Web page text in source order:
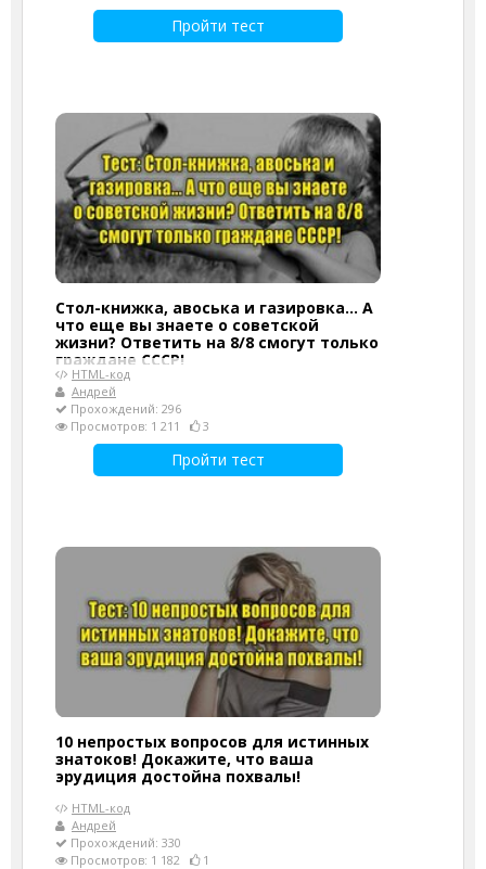
Пройти тест
Стол-книжка, авоська и газировка... А
что еще вы знаете о советской
жизни? Ответить на 8/8 смогут только
граждане СССР!
HTML-код
Андрей
Прохождений: 296
Просмотров: 1 211
3
Пройти тест
10 непростых вопросов для истинных
знатоков! Докажите, что ваша
эрудиция достойна похвалы!
HTML-код
Андрей
Прохождений: 330
Просмотров: 1 182
1